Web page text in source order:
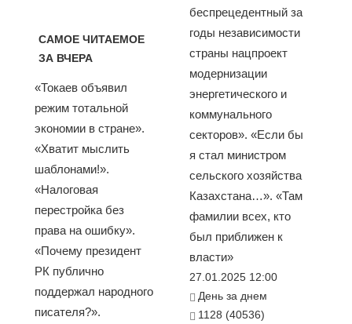
САМОЕ ЧИТАЕМОЕ
ЗА ВЧЕРА
«Токаев объявил
режим тотальной
экономии в стране».
«Хватит мыслить
шаблонами!».
«Налоговая
перестройка без
права на ошибку».
«Почему президент
РК публично
поддержал народного
писателя?».
беспрецедентный за
годы независимости
страны нацпроект
модернизации
энергетического и
коммунального
секторов». «Если бы
я стал министром
сельского хозяйства
Казахстана…». «Там
фамилии всех, кто
был приближен к
власти»
27.01.2025 12:00
День за днем
1128 (40536)